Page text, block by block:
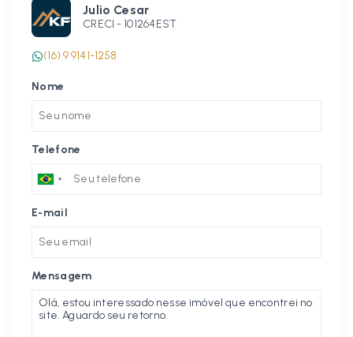
Julio Cesar
CRECI - 101264EST
(16) 9 9141-1258
Nome
Telefone
E-mail
Mensagem